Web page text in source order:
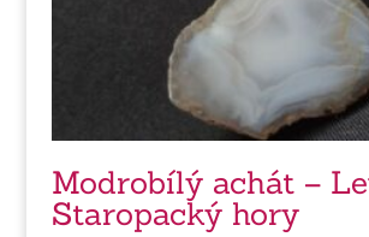
Modrobílý achát –
Staropacký hory